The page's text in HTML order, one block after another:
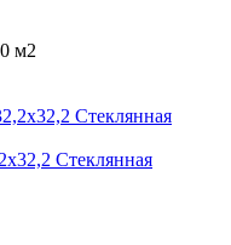
м2
Стеклянная